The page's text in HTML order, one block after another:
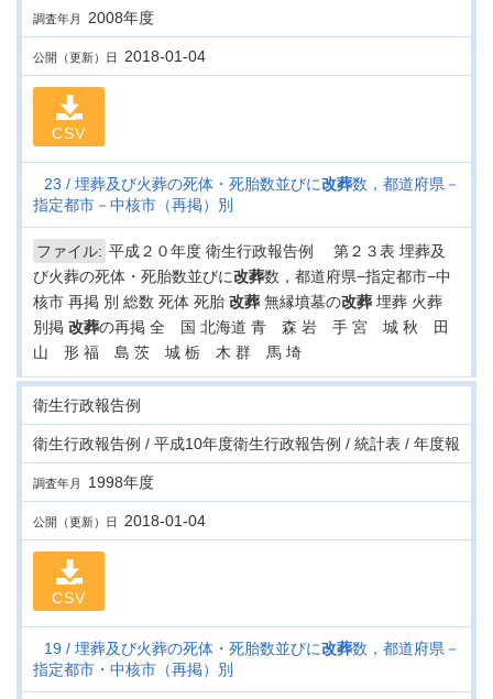
調査年月 2008年度
公開（更新）日 2018-01-04
CSV
23 埋葬及び火葬の死体・死胎数並びに改葬数，都道府県－
指定都市－中核市（再掲）別
ファイル: 平成２０年度 衛生行政報告例 第２３表 埋葬及
び火葬の死体・死胎数並びに改葬数，都道府県−指定都市−中
核市 再掲 別 総数 死体 死胎 改葬 無縁墳墓の改葬 埋葬 火葬
別掲 改葬の再掲 全 国 北海道 青 森 岩 手 宮 城 秋 田
山 形 福 島 茨 城 栃 木 群 馬 埼
衛生行政報告例
衛生行政報告例 / 平成10年度衛生行政報告例 / 統計表 / 年度報
調査年月 1998年度
公開（更新）日 2018-01-04
CSV
19 埋葬及び火葬の死体・死胎数並びに改葬数，都道府県－
指定都市・中核市（再掲）別